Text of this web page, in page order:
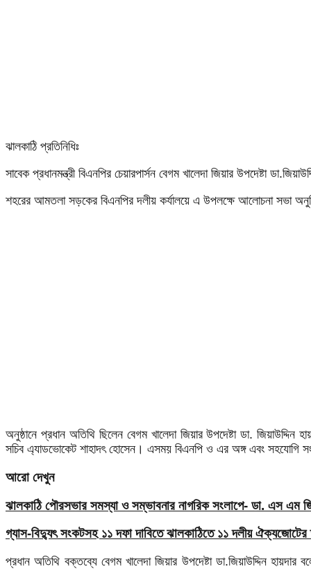
ঝালকাঠি প্রতিনিধিঃ
সাবেক প্রধানমন্ত্রী বিএনপির চেয়ারপার্সন বেগম খালেদা জিয়ার উপদেষ্টা
শহরের আমতলা সড়কের বিএনপির দলীয় কর্যালয়ে এ উপলক্ষে আলোচনা সভা
অনুষ্ঠানে প্রধান অতিথি ছিলেন বেগম খালেদা জিয়ার উপদেষ্টা ডা.
সচিব এ্যাডভোকেট শাহাদৎ হোসেন। এসময় বিএনপি ও এর অঙ্গ এবং সহযোগি
আরো দেখুন
ঝালকাঠি পৌরসভার সমস্যা ও সম্ভাবনার নাগরিক সংলাপে- ডা. এস এম
গ্যাস-বিদ্যুৎ সংকটসহ ১১ দফা দাবিতে ঝালকাঠিতে ১১ দলীয় ঐক্যজোটের
প্রধান অতিথি বক্তব্যে বেগম খালেদা জিয়ার উপদেষ্টা ডা.জিয়াউদ্দিন